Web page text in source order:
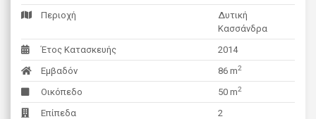
Περιοχή
Δυτική
Κασσάνδρα
Έτος Κατασκευής
2014
Εμβαδόν
86 m2
Οικόπεδο 50 m2
Επίπεδα
2